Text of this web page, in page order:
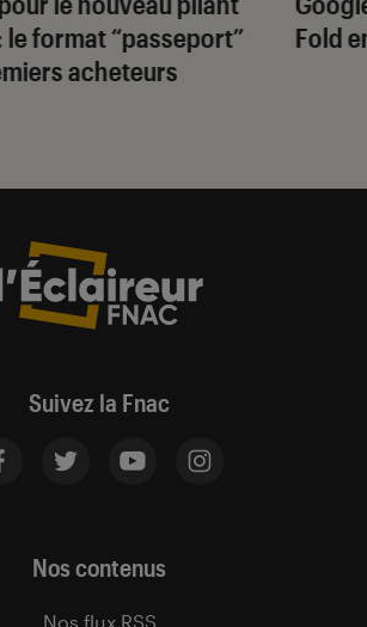
le format “passeport”
acheteurs
Fold
Suivez la Fnac
Nos contenus
Nos flux RSS